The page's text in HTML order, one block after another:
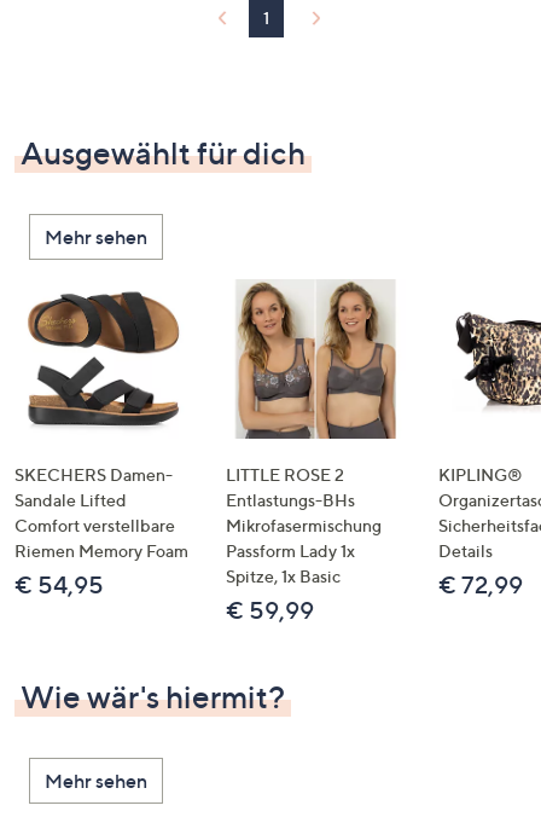
1
Ausgewählt für dich
Mehr sehen
SKECHERS Damen-
Sandale Lifted
Comfort verstellbare
Riemen Memory Foam
€ 54,95
LITTLE ROSE 2
Entlastungs-BHs
Mikrofasermischung
Passform Lady 1x
Spitze, 1x Basic
€ 59,99
KIPLING®
Details
€ 72,99
Wie wär's hiermit?
Mehr sehen